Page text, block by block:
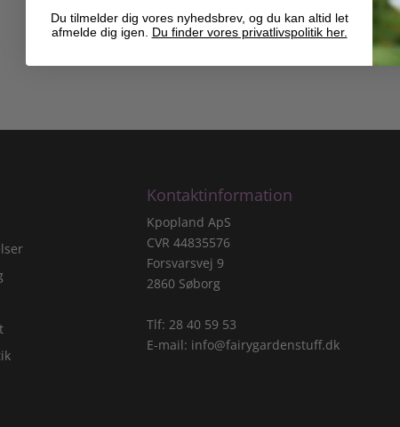
Kontaktinformation
Kpopland ApS
CVR 44835576
Forsvarsvej 9
2860 Søborg
Tlf: 28 40 59 53
E-mail: info@fairygardenstuff.dk
Du tilmelder dig vores nyhedsbrev, og du kan altid let
afmelde dig igen. Du finder vores privatlivspolitik her.